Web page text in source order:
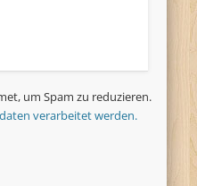
um Spam zu reduzieren.
verarbeitet werden.